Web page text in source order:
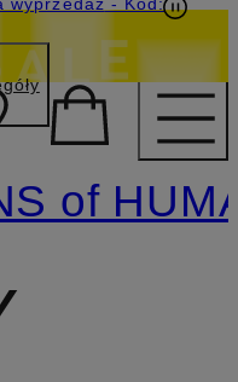
GŁÓWNEJ
of